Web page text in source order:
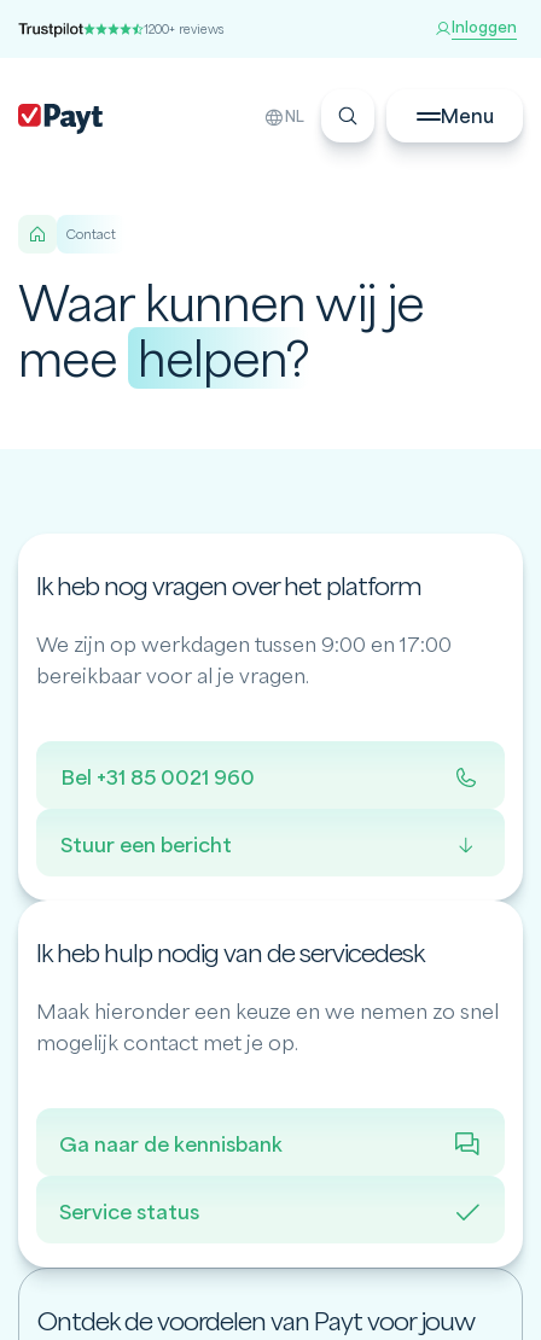
1200+ reviews Inloggen
NL Menu
Contact
Waar kunnen wij je
mee helpen?
Ik heb nog vragen over het platform
We zijn op werkdagen tussen 9:00 en 17:00
bereikbaar voor al je vragen.
Bel +31 85 0021 960
Stuur een bericht
Ik heb hulp nodig van de servicedesk
Maak hieronder een keuze en we nemen zo snel
mogelijk contact met je op.
Ga naar de kennisbank
Service status
Ontdek de voordelen van Payt voor jouw